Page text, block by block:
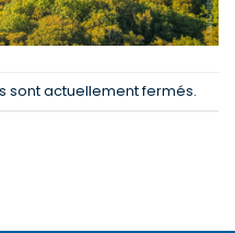
sont actuellement fermés.